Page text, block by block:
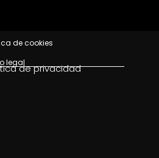
de privacidad
de cookies
legal